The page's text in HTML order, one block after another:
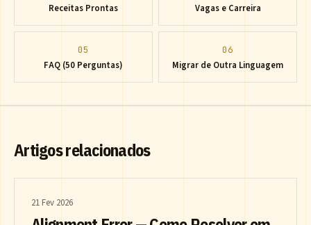
Receitas Prontas Vagas e Carreira
05
FAQ (50 Perguntas)
06
Migrar de Outra Linguagem
Artigos relacionados
21 Fev 2026